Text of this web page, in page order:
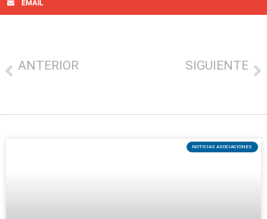
EMAIL
ANTERIOR SIGUIENTE
NOTICIAS ASOCIACIONES